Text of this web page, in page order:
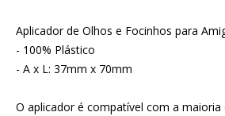
Aplicador de Olhos e Focinhos para
- 100% Plástico
- A x L: 37mm x 70mm
O aplicador é compatível com a